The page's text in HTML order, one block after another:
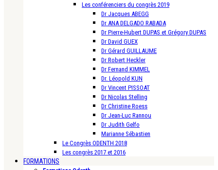
Les conférenciers du congrès 2019
Dr Jacques ABEGG
Dr ANA DELGADO RABADA
Dr Pierre-Hubert DUPAS et Grégory DUPAS
Dr David GUEX
Dr Gérard GUILLAUME
Dr Robert Heckler
Dr Fernand KIMMEL
Dr. Léopold KUN
Dr Vincent PISSOAT
Dr Nicolas Stelling
Dr Christine Roess
Dr Jean-Luc Rannou
Dr Judith Gelfo
Marianne Sébastien
Le Congrès ODENTH 2018
Les congrès 2017 et 2016
FORMATIONS